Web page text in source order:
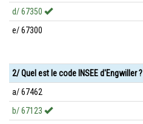
d/ 67350
e/ 67300
2/ Quel est le code INSEE d'Engwiller ?
a/ 67462
b/ 67123